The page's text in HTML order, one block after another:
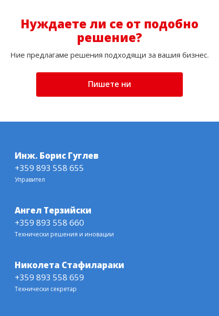
Нуждаете ли се от подобно
решение?
Ние предлагаме решения подходящи за вашия бизнес.
Пишете ни
Инж. Борис Гуглев
+359 893 558 655
Управител
Ангел Терзийски
+359 893 558 660
Технически решения и иновации
Николета Стафилараки
+359 893 558 659
Технически секретар